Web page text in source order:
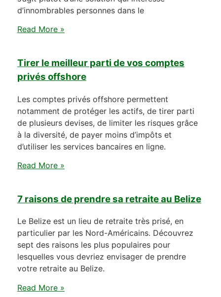
d’innombrables personnes dans le
Read More »
Tirer le meilleur parti de vos comptes
privés offshore
Les comptes privés offshore permettent
notamment de protéger les actifs, de tirer parti
de plusieurs devises, de limiter les risques grâce
à la diversité, de payer moins d’impôts et
d’utiliser les services bancaires en ligne.
Read More »
7 raisons de prendre sa retraite au Belize
Le Belize est un lieu de retraite très prisé, en
particulier par les Nord-Américains. Découvrez
sept des raisons les plus populaires pour
lesquelles vous devriez envisager de prendre
votre retraite au Belize.
Read More »